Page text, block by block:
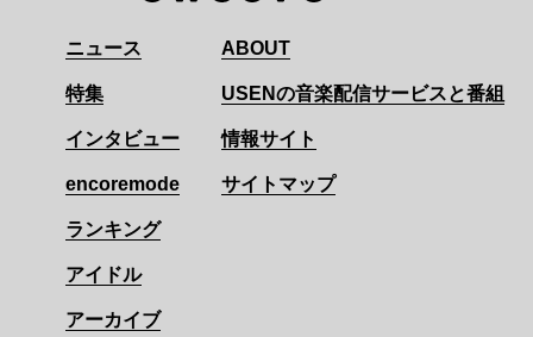
ニュース
特集
インタビュー
encoremode
ランキング
アイドル
アーカイブ
ABOUT
USENの音楽配信サービスと番組
情報サイト
サイトマップ